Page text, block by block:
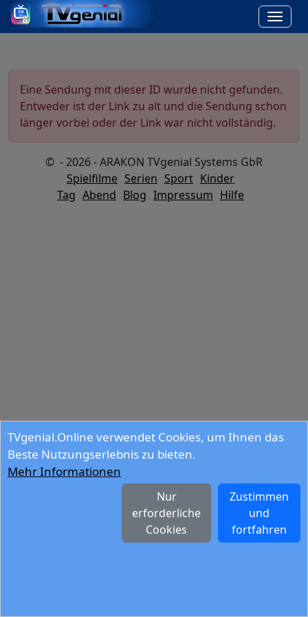
TVgenial.Online verwendet Cookies, um Ihnen das
Beste Nutzungserlebnis zu bieten.
Mehr Informationen
Zustimmen
und
fortfahren
Nur
erforderliche
Cookies
Eine Sendung mit dieser ID wurde nicht gefunden.
Entweder ist der Link zu alt und die Sendung schon
länger vorbei oder der Link war nicht vollständig.
© - 2026 - ARAKON TVgenial Systems GbR
Spielfilme Serien Sport Kinder
Tag Abend Blog Impressum Hilfe